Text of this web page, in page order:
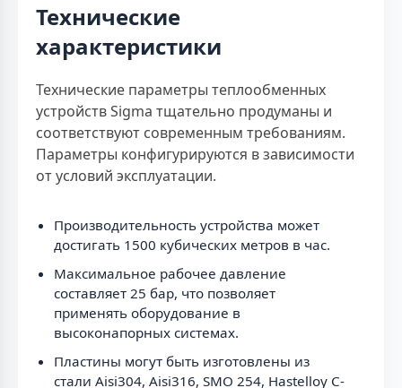
Технические
характеристики
Технические параметры теплообменных
устройств Sigma тщательно продуманы и
соответствуют современным требованиям.
Параметры конфигурируются в зависимости
от условий эксплуатации.
Производительность устройства может
достигать 1500 кубических метров в час.
Максимальное рабочее давление
составляет 25 бар, что позволяет
применять оборудование в
высоконапорных системах.
Пластины могут быть изготовлены из
стали Aisi304, Aisi316, SMO 254, Hastelloy C-